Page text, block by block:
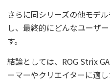
さらに同シリーズの他モデ
し、最終的にどんなユーザ
す。
結論としては、ROG Strix
ーマーやクリエイターに適